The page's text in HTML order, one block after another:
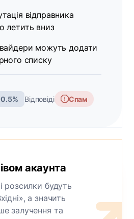
відправника
летить вниз
можуть додати
списку
0.5% Відповіді Спам
акаунта
розсилки будуть
а значить
залучення та